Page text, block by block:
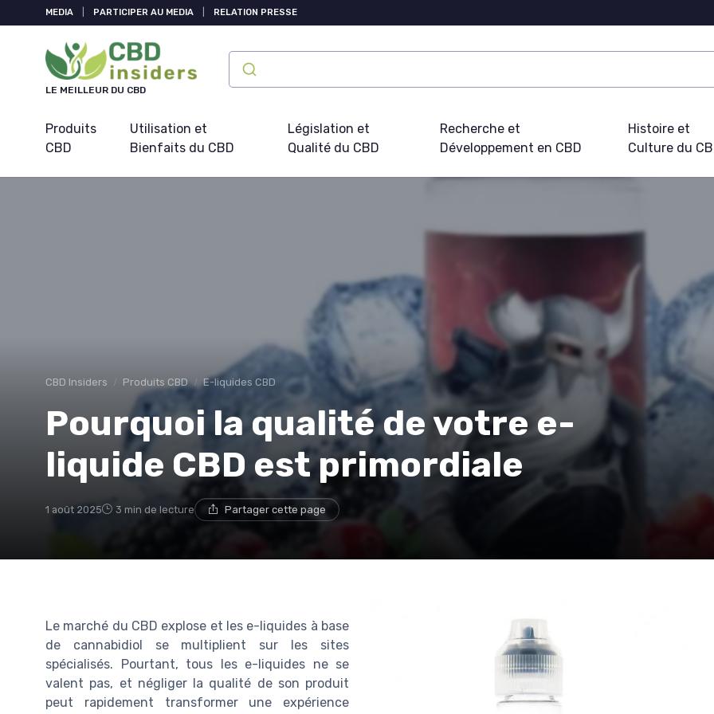
MEDIA PARTICIPER AU MEDIA RELATION PRESSE
LE MEILLEUR DU CBD
Produits
CBD
Utilisation et
Bienfaits du CBD
Législation et
Qualité du CBD
Recherche et
Développement en CBD
Histoire et
Culture du
CBD Insiders Produits CBD E-liquides CBD
Pourquoi la qualité de votre e-
liquide CBD est primordiale
1 août 2025 3 min de lecture Partager cette page
Le marché du CBD explose et les e-liquides à base
de cannabidiol se multiplient sur les sites
spécialisés. Pourtant, tous les e-liquides ne se
valent pas, et négliger la qualité de son produit
peut rapidement transformer une expérience
Panneau de gestion des cookies